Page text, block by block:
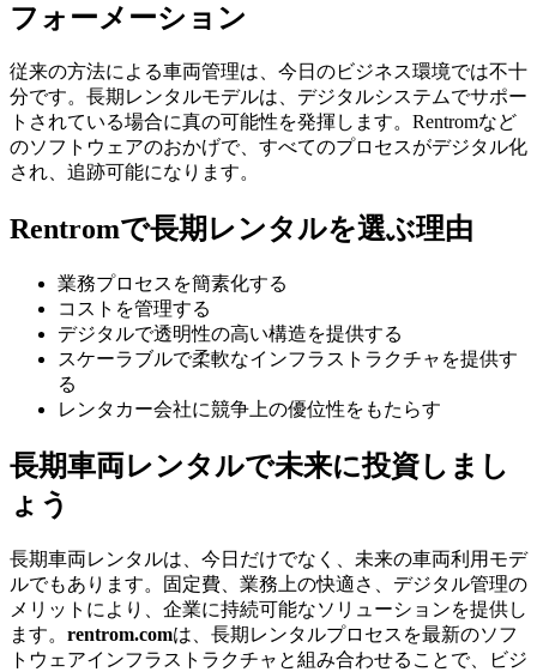
フォーメーション
従来の方法による車両管理は、今日のビジネス環境では不十
分です。長期レンタルモデルは、デジタルシステムでサポー
トされている場合に真の可能性を発揮します。Rentromなど
のソフトウェアのおかげで、すべてのプロセスがデジタル化
され、追跡可能になります。
Rentromで長期レンタルを選ぶ理由
業務プロセスを簡素化する
コストを管理する
デジタルで透明性の高い構造を提供する
スケーラブルで柔軟なインフラストラクチャを提供す
る
レンタカー会社に競争上の優位性をもたらす
長期車両レンタルで未来に投資しまし
ょう
長期車両レンタルは、今日だけでなく、未来の車両利用モデ
ルでもあります。固定費、業務上の快適さ、デジタル管理の
メリットにより、企業に持続可能なソリューションを提供し
ます。 rentrom.comは、長期レンタルプロセスを最新のソフ
トウェアインフラストラクチャと組み合わせることで、ビジ